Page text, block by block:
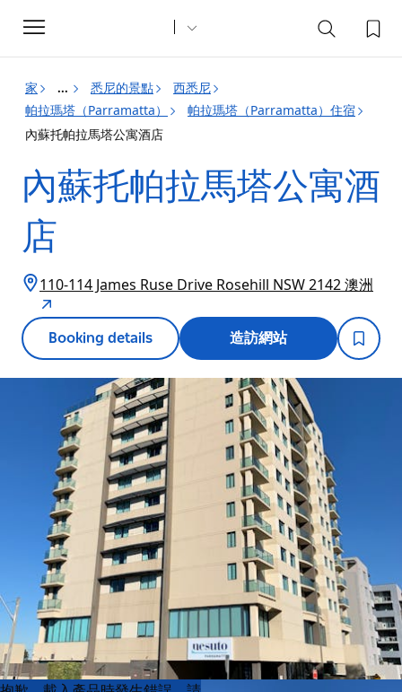
Toggle
navigation
家 ... 悉尼的景點
西悉尼
帕拉瑪塔（Parramatta）
帕拉瑪塔（Parramatta）住宿
內蘇托帕拉馬塔公寓酒店
內蘇托帕拉馬塔公寓酒
店
110-114 James Ruse Drive Rosehill NSW 2142 澳洲
Booking details 造訪網站